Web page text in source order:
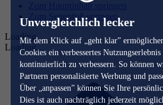
Unvergleichlich lecker
Mit dem Klick auf „geht klar”
Cookies ein verbessertes
kontinuierlich zu verbessern. So können
Partnern personalisierte Werbung und
Über „anpassen” können Sie Ihre
Dies ist auch nachträglich jederzeit
Zum Hauptinhalt springen
Zum Seitenfuß springen
Loading...
Loading...